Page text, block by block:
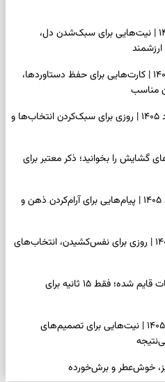
فال ابجد امروز جمعه ۱۶ مرداد ۱۴۰۵ | نیت‌هایی برای سبک‌شدن دل،
فال تاروت امروز جمعه ۱۶ مرداد ۱۴۰۵ | کارت‌هایی برای حفظ دستاوردها،
مناسب
فال سرنوشت امروز جمعه ۱۶ مرداد ۱۴۰۵ | روزی برای سبک‌کردن انتخاب‌ها و
گشایش را بخوانید؛ ذکر معتبر برای
فال فرشتگان امروز جمعه ۱۶ مرداد ۱۴۰۵ | پیام‌هایی برای آرام‌کردن ذهن و
فال روزانه امروز جمعه ۱۶ مرداد ۱۴۰۵ | روزی برای نفس‌کشیدن، انتخاب‌های
بازی فکری | تکه پیتزا میان سبزیجات قایم شده؛ فقط ۱۵ ثانیه برای
فال ابجد امروز پنجشنبه ۱۵ مرداد ۱۴۰۵ | نیت‌هایی برای تصمیم‌های
خوش‌عطر و برش‌خورده